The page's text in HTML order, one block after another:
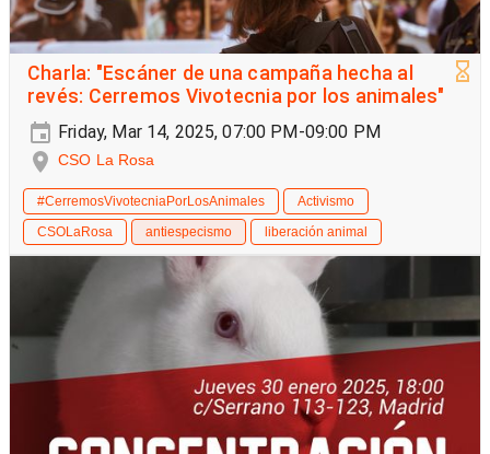
Charla: "Escáner de una campaña hecha al
revés: Cerremos Vivotecnia por los animales"
Friday, Mar 14, 2025, 07:00 PM-09:00 PM
CSO La Rosa
#CerremosVivotecniaPorLosAnimales
Activismo
CSOLaRosa
antiespecismo liberación animal